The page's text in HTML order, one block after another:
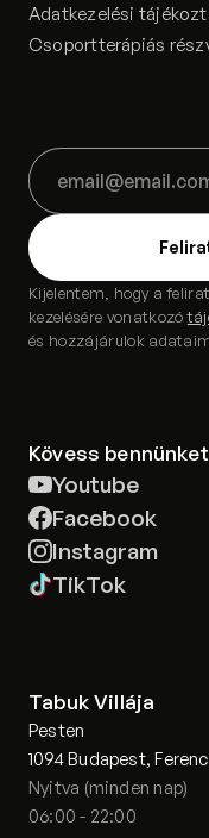
Tabuk Villája
Pesten
1094 Budapest,
Nyitva (minden nap)
06:00 - 22:00
Adatkezelési
Csoportterápiás
Kijelentem, hogy a
kezelésére vonatkozó
és hozzájárulok
Kövess bennünket
Youtube
Facebook
Instagram
TikTok